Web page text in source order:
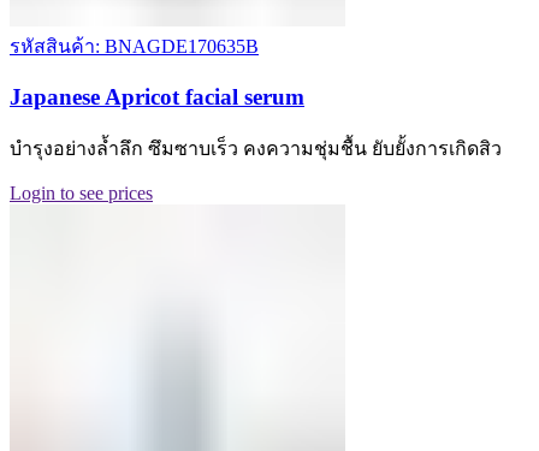
รหัสสินค้า: BNAGDE170635B
Japanese Apricot facial serum
บำรุงอย่างล้ำลึก ซึมซาบเร็ว คงความชุ่มชื้น ยับยั้งการเกิดสิว
Login to see prices